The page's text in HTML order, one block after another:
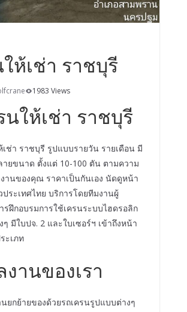
ห้เช่า ราชบุรี
1983 Views
นให้เช่า ราชบุรี
เช่า ราชบุรี รูปแบบรายวัน รายเดือน มี
ายขนาด ตั้งแต่ 10-100 ตัน ตามความ
านของคุณ ราคาเป็นกันเอง นัดดูหน้า
ระเทศไทย บริการโดยทีมงานผู้
ฝึกอบรมการใช้เครนระบบไฮดรอลิก
มีใบปจ. 2 และใบเซอร์ฯ เข้าถึงหน้า
ะเภท
งานของเรา
ยกย้ายของด้วยรถเครนรูปแบบต่างๆ